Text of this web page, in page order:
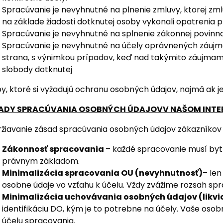
Spracúvanie je nevyhnutné na plnenie zmluvy, ktorej
na základe žiadosti dotknutej osoby vykonali opatrenia
Spracúvanie je nevyhnutné na splnenie zákonnej
Spracúvanie je nevyhnutné na účely oprávnených
strana, s výnimkou prípadov, keď nad takýmito
slobody dotknutej
ktoré si vyžadujú ochranu osobných údajov, najmä ak
SPRACÚVANIA OSOBNÝCH ÚDAJOVV NAŠOM
zásad spracúvania osobných údajov
Zákonnosť spracovania – každé spracovanie musí
právnym základom.
Minimalizácia spracovania OU (nevyhnutnosť)–
osobne údaje vo vzťahu k účelu. Vždy zvážime rozsah
Minimalizácia uchovávania osobných údajov
identifikáciu DO, kým je to potrebne na účely. Vaše